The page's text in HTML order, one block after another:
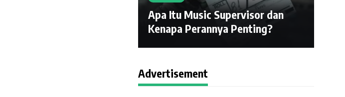
Apa Itu Music Supervisor dan
Kenapa Perannya Penting?
Advertisement